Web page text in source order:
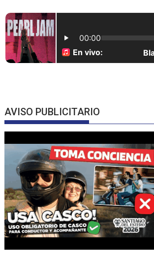
AVISO PUBLICITARIO